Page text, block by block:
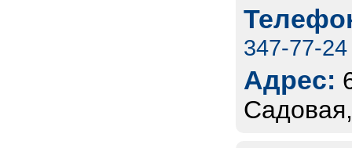
347-77-24
Адрес: